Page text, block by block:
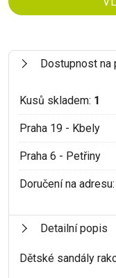
Dostupnost na
Kusů skladem: 1
Praha 19 - Kbely
Praha 6 - Petřiny
Doručení na adresu:
Detailní popis
Dětské sandály